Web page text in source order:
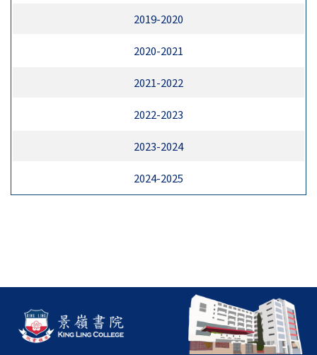
2019-2020
2020-2021
2021-2022
2022-2023
2023-2024
2024-2025